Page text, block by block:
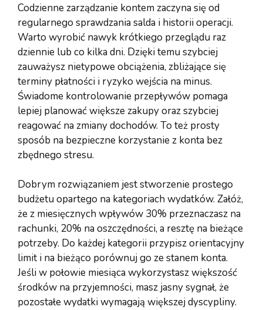
Codzienne zarządzanie kontem zaczyna się od
regularnego sprawdzania salda i historii operacji.
Warto wyrobić nawyk krótkiego przeglądu raz
dziennie lub co kilka dni. Dzięki temu szybciej
zauważysz nietypowe obciążenia, zbliżające się
terminy płatności i ryzyko wejścia na minus.
Świadome kontrolowanie przepływów pomaga
lepiej planować większe zakupy oraz szybciej
reagować na zmiany dochodów. To też prosty
sposób na bezpieczne korzystanie z konta bez
zbędnego stresu.
Dobrym rozwiązaniem jest stworzenie prostego
budżetu opartego na kategoriach wydatków. Załóż,
że z miesięcznych wpływów 30% przeznaczasz na
rachunki, 20% na oszczędności, a resztę na bieżące
potrzeby. Do każdej kategorii przypisz orientacyjny
limit i na bieżąco porównuj go ze stanem konta.
Jeśli w połowie miesiąca wykorzystasz większość
środków na przyjemności, masz jasny sygnał, że
pozostałe wydatki wymagają większej dyscypliny.